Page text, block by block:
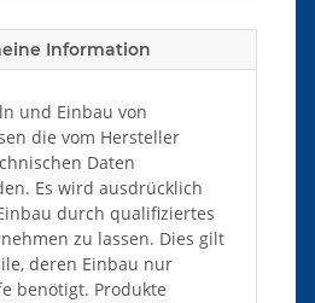
Information
und Einbau von
die vom Hersteller
Daten
Es wird ausdrücklich
durch qualifiziertes
zu lassen. Dies gilt
deren Einbau nur
benötigt. Produkte